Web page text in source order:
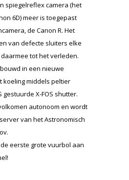
spiegelreflex camera (het
6D) meer is toegepast
de Canon R. Het
van defecte sluiters elke
tot het verleden.
in een nieuwe
koeling middels peltier
gestuurde X-FOS shutter.
autonoom en wordt
van het Astronomisch
eerste grote vuurbol aan